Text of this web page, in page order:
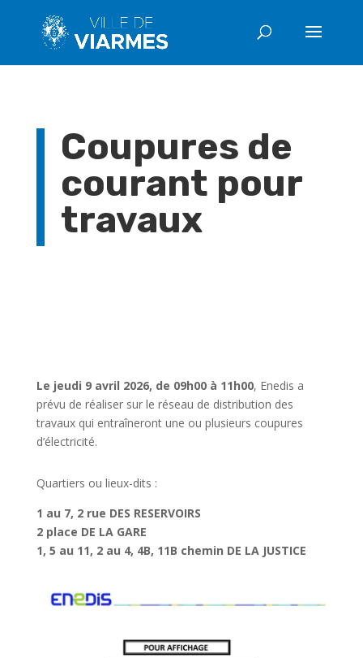
Coupures de
courant pour
travaux
Le jeudi 9 avril 2026, de 09h00 à 11h00, Enedis a
prévu de réaliser sur le réseau de distribution des
travaux qui entraîneront une ou plusieurs coupures
d’électricité.
Quartiers ou lieux-dits :
1 au 7, 2 rue DES RESERVOIRS
2 place DE LA GARE
1, 5 au 11, 2 au 4, 4B, 11B chemin DE LA JUSTICE